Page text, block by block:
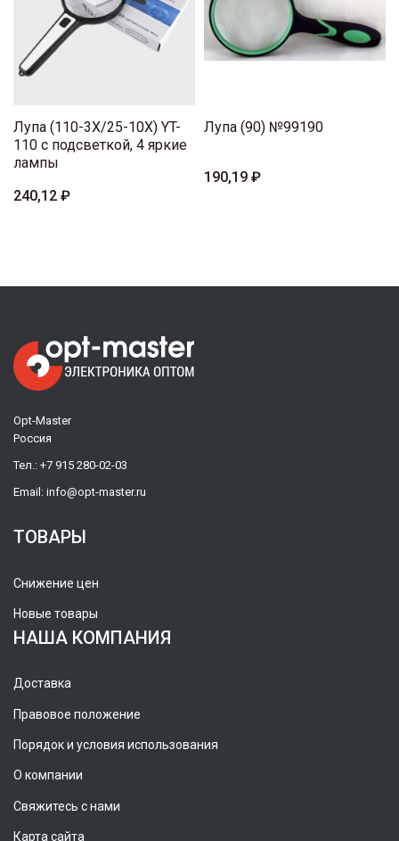
Лупа (110-3X/25-10X) YT-
110 с подсветкой, 4 яркие
лампы
240,12 ₽
Лупа (90) №99190
190,19 ₽
Opt-Master
Россия
Тел.: +7 915 280-02-03
Email: info@opt-master.ru
ТОВАРЫ
Снижение цен
Новые товары
НАША КОМПАНИЯ
Доставка
Правовое положение
Порядок и условия использования
О компании
Свяжитесь с нами
Карта сайта